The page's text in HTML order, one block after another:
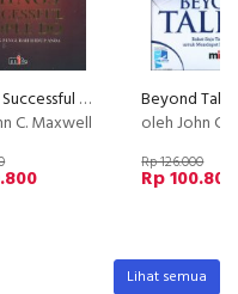
3 Things Successful People Do - Perjalanan Mengubah Hidup Anda
C. Maxwell
oleh John C.
Rp 126.000
Rp 100.800
Lihat semua